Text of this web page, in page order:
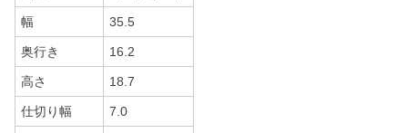
幅 35.5
奥行き 16.2
高さ 18.7
仕切り幅 7.0